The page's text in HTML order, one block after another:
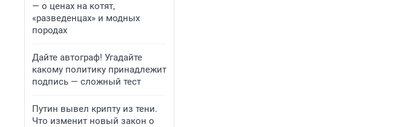
— о ценах на котят,
«разведенцах» и модных
породах
Дайте автограф! Угадайте
какому политику принадлежит
подпись — сложный тест
Путин вывел крипту из тени.
Что изменит новый закон о